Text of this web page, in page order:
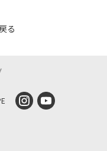
る